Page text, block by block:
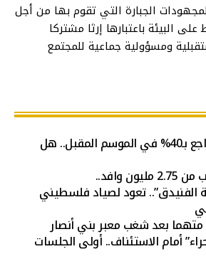
الجبارة التي تقوم بها من أجل
البيئة باعتبارها إرثا مشتركا
ومسؤولية جماعية للمجتمع
محصول الزيتون يتراجع بـ40% في الموسم المقبل.. هل
وافد..
تعود لصياد فلسطيني
أمام الاستئناف.. أولى الجلسات